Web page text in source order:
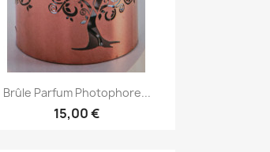
Aperçu rapide
Brûle Parfum Photophore...
15,00 €